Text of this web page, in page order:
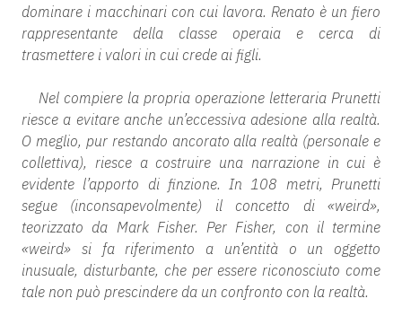
dominare i macchinari con cui lavora. Renato è un fiero
rappresentante della classe operaia e cerca di
trasmettere i valori in cui crede ai figli.
Nel compiere la propria operazione letteraria Prunetti
riesce a evitare anche un’eccessiva adesione alla realtà.
O meglio, pur restando ancorato alla realtà (personale e
collettiva), riesce a costruire una narrazione in cui è
evidente l’apporto di finzione. In 108 metri, Prunetti
segue (inconsapevolmente) il concetto di «weird»,
teorizzato da Mark Fisher. Per Fisher, con il termine
«weird» si fa riferimento a un’entità o un oggetto
inusuale, disturbante, che per essere riconosciuto come
tale non può prescindere da un confronto con la realtà.